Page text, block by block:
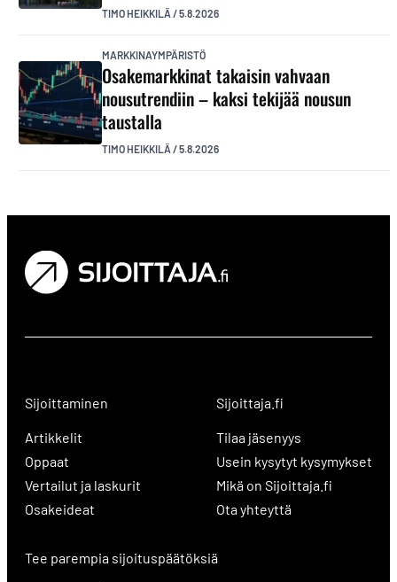
TIMO HEIKKILÄ /5.8.2026
MARKKINAYMPÄRISTÖ
Osakemarkkinat takaisin vahvaan
nousutrendiin – kaksi tekijää nousun
taustalla
TIMO HEIKKILÄ /5.8.2026
Sijoittaminen
Artikkelit
Oppaat
Vertailut ja laskurit
Osakeideat
Sijoittaja.fi
Tilaa jäsenyys
Usein kysytyt kysymykset
Mikä on Sijoittaja.fi
Ota yhteyttä
Tee parempia sijoituspäätöksiä